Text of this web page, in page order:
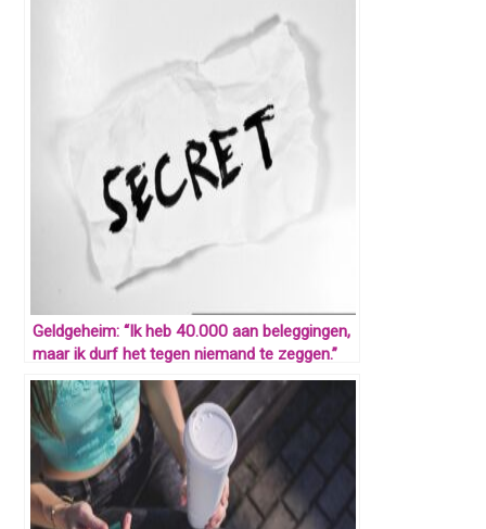
Geldgeheim: “Ik heb 40.000 aan beleggingen,
maar ik durf het tegen niemand te zeggen.”